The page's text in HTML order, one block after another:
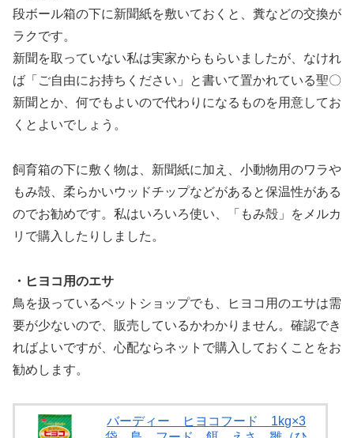
段ボール箱の下に新聞紙を敷いておくと、糞などの交換が
ラクです。
新聞を取っていない私は実家からもらいましたが、なけれ
ば「ご自由にお持ちください」と書いて置かれている聖〇
新聞とか、何でもよいので代わりになるものを用意してお
くとよいでしょう。
飼育箱の下に敷く物は、新聞紙に加え、小動物用のワラや
もみ殻、柔らかいウッドチップなどがあると保温性がある
のでお勧めです。私はいろいろ使い、「もみ殻」をメルカ
リで購入したりしました。
・ヒヨコ用のエサ
鳥を扱っているペットショップでも、ヒヨコ用のエサは需
要が少ないので、販売しているかわかりません。確認でき
ればよいですが、心配ならネットで購入しておくことをお
勧めします。
バーディー ヒヨコフード 1kg×3